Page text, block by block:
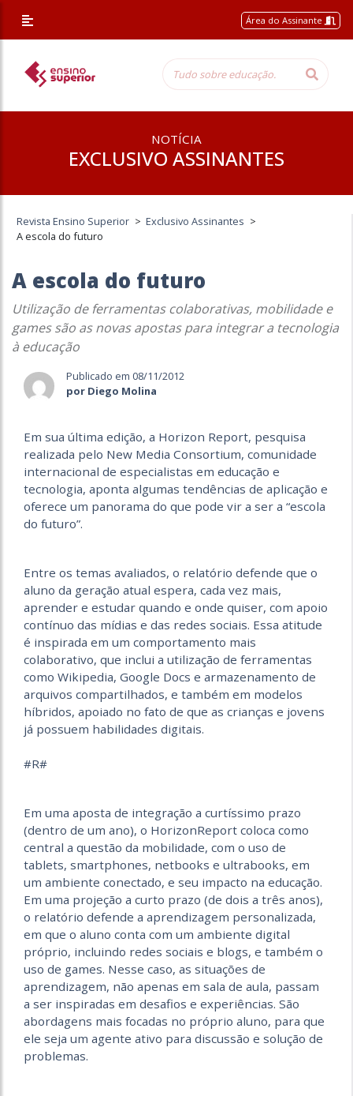
Área do Assinante
NOTÍCIA
EXCLUSIVO ASSINANTES
Revista Ensino Superior > Exclusivo Assinantes >
A escola do futuro
A escola do futuro
Utilização de ferramentas colaborativas, mobilidade e
games são as novas apostas para integrar a tecnologia
à educação
Publicado em 08/11/2012
por Diego Molina
Em sua última edição, a Horizon Report, pesquisa
realizada pelo New Media Consortium, comunidade
internacional de especialistas em educação e
tecnologia, aponta algumas tendências de aplicação e
oferece um panorama do que pode vir a ser a “escola
do futuro”.
Entre os temas avaliados, o relatório defende que o
aluno da geração atual espera, cada vez mais,
aprender e estudar quando e onde quiser, com apoio
contínuo das mídias e das redes sociais. Essa atitude
é inspirada em um comportamento mais
colaborativo, que inclui a utilização de ferramentas
como Wikipedia, Google Docs e armazenamento de
arquivos compartilhados, e também em modelos
híbridos, apoiado no fato de que as crianças e jovens
já possuem habilidades digitais.
#R#
Em uma aposta de integração a curtíssimo prazo
(dentro de um ano), o HorizonReport coloca como
central a questão da mobilidade, com o uso de
tablets, smartphones, netbooks e ultrabooks, em
um ambiente conectado, e seu impacto na educação.
Em uma projeção a curto prazo (de dois a três anos),
o relatório defende a aprendizagem personalizada,
em que o aluno conta com um ambiente digital
próprio, incluindo redes sociais e blogs, e também o
uso de games. Nesse caso, as situações de
aprendizagem, não apenas em sala de aula, passam
a ser inspiradas em desafios e experiências. São
abordagens mais focadas no próprio aluno, para que
ele seja um agente ativo para discussão e solução de
problemas.